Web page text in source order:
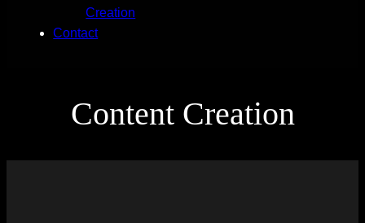
Creation
Contact
Content Creation